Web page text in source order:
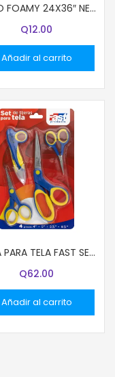
PLIEGO FOAMY 24X36″ NEGRO
Q12.00
Añadir al carrito
TIJERA PARA TELA FAST SET DE 4 UNIDADES EN BLISTER
Q62.00
Añadir al carrito